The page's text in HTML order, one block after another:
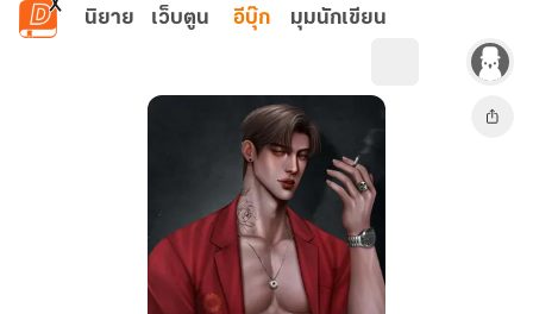
ข้ามไปยังเนื้อหาหลัก
นิยาย เว็บตูน อีบุ๊ก มุมนักเขียน